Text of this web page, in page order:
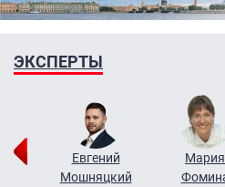
ЭКСПЕРТЫ
Евгений
Мошняцкий
Мария